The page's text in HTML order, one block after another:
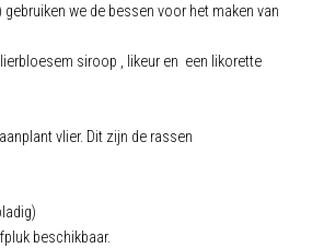
we de bessen voor het maken van
siroop , likeur en een likorette
vlier. Dit zijn de rassen
beschikbaar.